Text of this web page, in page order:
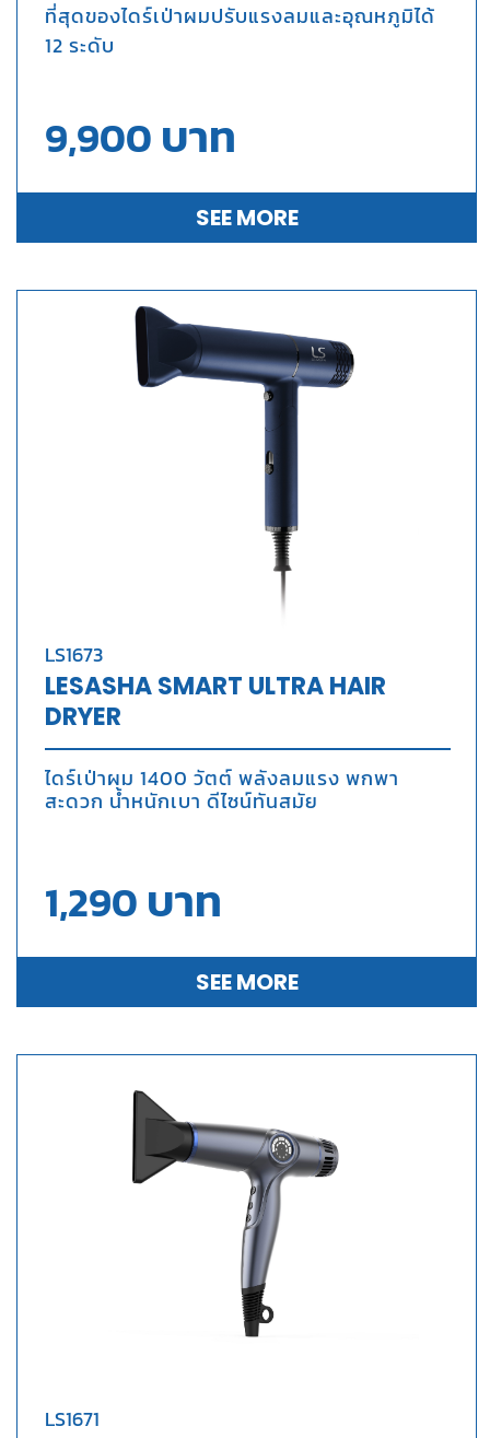
ที่สุดของไดร์เป่าผมปรับแรงลมและอุณหภูมิได้
12 ระดับ
9,900 บาท
SEE MORE
LS1673
LESASHA SMART ULTRA HAIR
DRYER
ไดร์เป่าผม 1400 วัตต์ พลังลมแรง พกพา
สะดวก น้ำหนักเบา ดีไซน์ทันสมัย
1,290 บาท
SEE MORE
LS1671